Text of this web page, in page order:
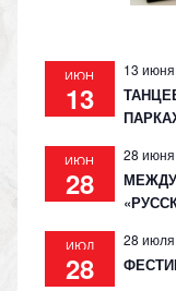
ИЮН
13
13
ИЮН
28
28
ИЮЛ
28
28